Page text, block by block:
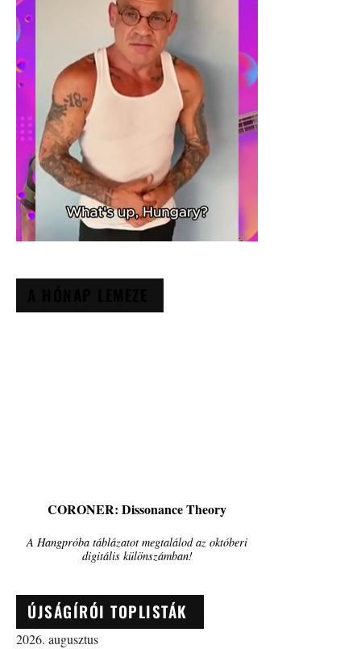
CORONER: Dissonance Theory
A Hangpróba táblázatot megtalálod az októberi
digitális különszámban!
ÚJSÁGÍRÓI TOPLISTÁK
2026. augusztus